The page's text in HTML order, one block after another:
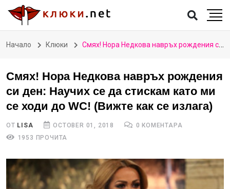
Начало Клюки Смях! Нора Недкова навръх рождения си ден: Научих се да стискам като ми се ходи до WC! (Вижте как се излага)
Смях! Нора Недкова навръх рождения
си ден: Научих се да стискам като ми
се ходи до WC! (Вижте как се излага)
ОТ LISA OCTOBER 01, 2018
0 КОМЕНТАРА
1953 ПРОЧИТА